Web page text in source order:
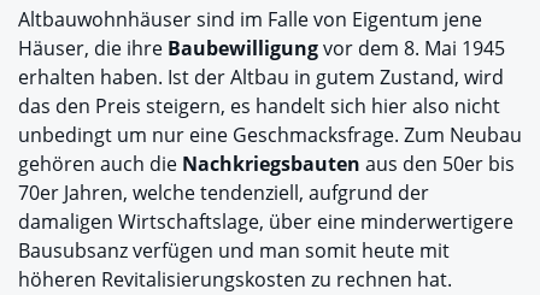
Altbauwohnhäuser sind im Falle von Eigentum jene
Häuser, die ihre Baubewilligungvor dem 8. Mai 1945
erhalten haben. Ist der Altbau in gutem Zustand, wird
das den Preis steigern, es handelt sich hier also nicht
unbedingt um nur eine Geschmacksfrage. Zum Neubau
gehören auch die Nachkriegsbauten aus den 50er bis
70er Jahren, welche tendenziell, aufgrund der
damaligen Wirtschaftslage, über eine minderwertigere
Bausubsanz verfügen und man somit heute mit
höheren Revitalisierungskosten zu rechnen hat.